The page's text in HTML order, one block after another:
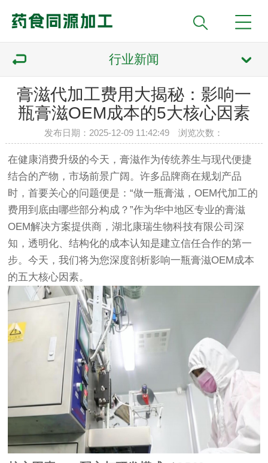
行业新闻
膏滋代加工费用大揭秘：影响一
瓶膏滋OEM成本的5大核心因素
发布日期：2025-12-09 11:42:49 浏览次数：
在健康消费升级的今天，膏滋作为传统养生与现代便捷
结合的产物，市场前景广阔。许多品牌商在规划产品
时，首要关心的问题便是：“做一瓶膏滋，OEM代加工的
费用到底由哪些部分构成？”作为华中地区专业的膏滋
OEM解决方案提供商，湖北康瑞生物科技有限公司深
知，透明化、结构化的成本认知是建立信任合作的第一
步。今天，我们将为您深度剖析影响一瓶膏滋OEM成本
的五大核心因素。